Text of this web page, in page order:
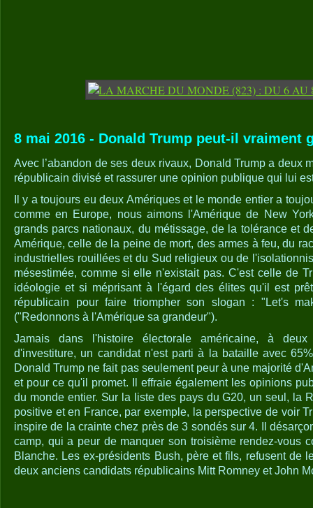
8 mai 2016 - Donald Trump peut-il vraiment
Avec l’abandon de ses deux rivaux, Donald Trump a deux
républicain divisé et rassurer une opinion publique qui lui
Il y a toujours eu deux Amériques et le monde entier a
comme en Europe, nous aimons l'Amérique de New
grands parcs nationaux, du métissage, de la tolérance et
Amérique, celle de la peine de mort, des armes à feu, du
industrielles rouillées et du Sud religieux ou de
mésestimée, comme si elle n'existait pas. C'est celle de
idéologie et si méprisant à l'égard des élites qu'il est
républicain pour faire triompher son slogan : "Let's
("Redonnons à l'Amérique sa grandeur").
Jamais dans l'histoire électorale américaine, à
d'investiture, un candidat n'est parti à la bataille avec
Donald Trump ne fait pas seulement peur à une majorité
et pour ce qu'il promet. Il effraie également les opinions
du monde entier. Sur la liste des pays du G20, un seul, la
positive et en France, par exemple, la perspective de voir
inspire de la crainte chez près de 3 sondés sur 4. Il
camp, qui a peur de manquer son troisième rendez-vous
Blanche. Les ex-présidents Bush, père et fils, refusent de
deux anciens candidats républicains Mitt Romney et John